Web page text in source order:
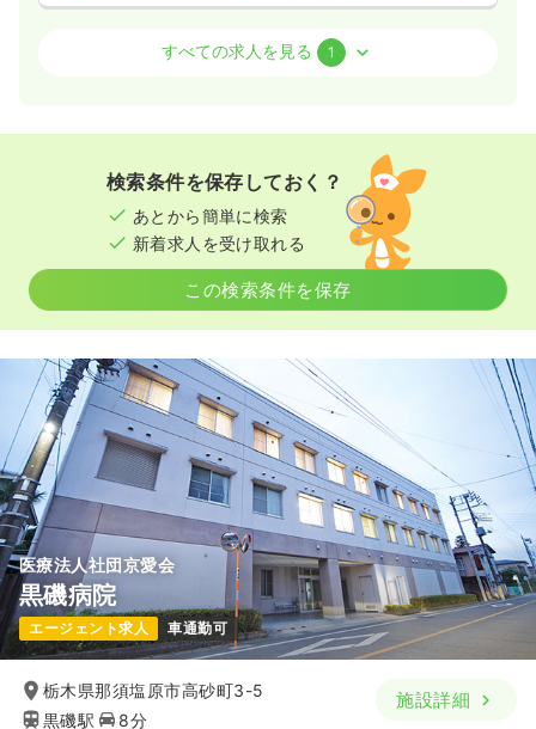
8:30～17:30（休憩60分）
月給33万円以上可
気になる 詳細を見る
すべての求人を見る 1
検索条件を保存しておく？
あとから簡単に検索
新着求人を受け取れる
この検索条件を保存
医療法人社団京愛会
黒磯病院
エージェント求人 車通勤可
栃木県那須塩原市高砂町3-5
黒磯駅
8分
施設詳細